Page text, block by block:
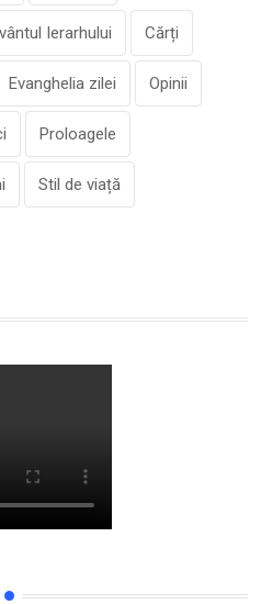
Ierarhului Cărți
Evanghelia zilei Opinii
Proloagele
Stil de viață